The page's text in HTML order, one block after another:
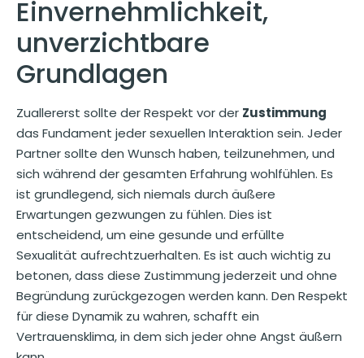
Einvernehmlichkeit,
unverzichtbare
Grundlagen
Zuallererst sollte der Respekt vor der Zustimmung
das Fundament jeder sexuellen Interaktion sein. Jeder
Partner sollte den Wunsch haben, teilzunehmen, und
sich während der gesamten Erfahrung wohlfühlen. Es
ist grundlegend, sich niemals durch äußere
Erwartungen gezwungen zu fühlen. Dies ist
entscheidend, um eine gesunde und erfüllte
Sexualität aufrechtzuerhalten. Es ist auch wichtig zu
betonen, dass diese Zustimmung jederzeit und ohne
Begründung zurückgezogen werden kann. Den Respekt
für diese Dynamik zu wahren, schafft ein
Vertrauensklima, in dem sich jeder ohne Angst äußern